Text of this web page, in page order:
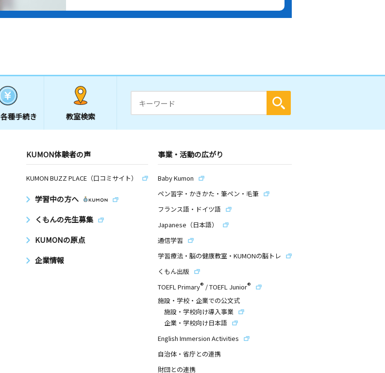
各種手続き 教室検索
KUMON体験者の声
KUMON BUZZ PLACE（口コミサイト）
学習中の方へ
くもんの先生募集
KUMONの原点
企業情報
事業・活動の広がり
Baby Kumon
ペン習字・かきかた・筆ペン・毛筆
フランス語・ドイツ語
Japanese（日本語）
通信学習
学習療法・脳の健康教室・KUMONの脳トレ
くもん出版
TOEFL Primary® /TOEFL Junior®
施設・学校・企業での公文式
施設・学校向け導入事業
企業・学校向け日本語
English Immersion Activities
自治体・省庁との連携
財団との連携